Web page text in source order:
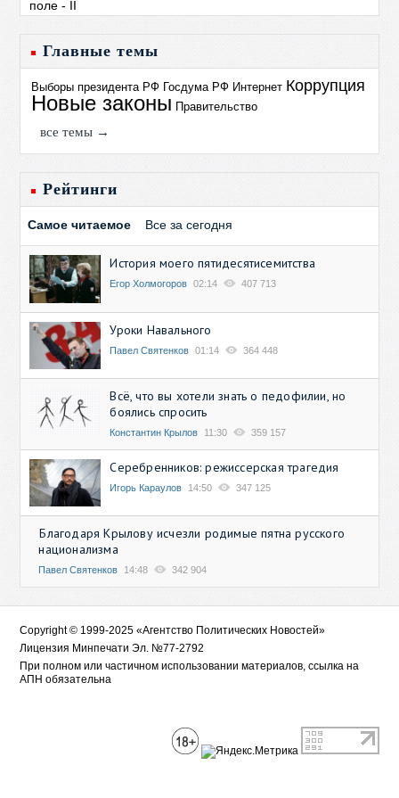
Главные темы
Выборы президента РФ Госдума РФ Интернет Коррупция
Новые законы Правительство
все темы →
Рейтинги
Самое читаемое Все за сегодня
История моего пятидесятисемитства
Егор Холмогоров 02:14 407 713
Уроки Навального
Павел Святенков 01:14 364 448
Всё, что вы хотели знать о педофилии, но
боялись спросить
Константин Крылов 11:30 359 157
Серебренников: режиссерская трагедия
Игорь Караулов 14:50 347 125
Благодаря Крылову исчезли родимые пятна русского
национализма
Павел Святенков 14:48 342 904
Copyright © 1999-2025 «Агентство Политических Новостей»
Лицензия Минпечати Эл. №77-2792
При полном или частичном использовании материалов, ссылка на
АПН обязательна